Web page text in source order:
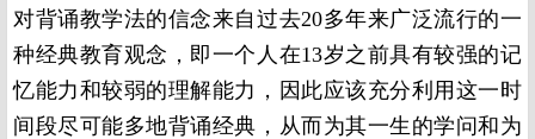
对背诵教学法的信念来自过去20多年来广泛流行的一
种经典教育观念，即一个人在13岁之前具有较强的记
忆能力和较弱的理解能力，因此应该充分利用这一时
间段尽可能多地背诵经典，从而为其一生的学问和为